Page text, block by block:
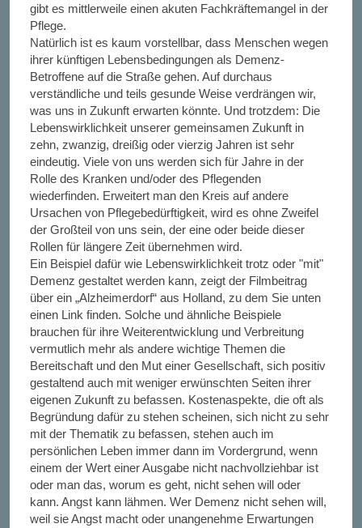
gibt es mittlerweile einen akuten Fachkräftemangel in der
Pflege.
Natürlich ist es kaum vorstellbar, dass Menschen wegen
ihrer künftigen Lebensbedingungen als Demenz-
Betroffene auf die Straße gehen. Auf durchaus
verständliche und teils gesunde Weise verdrängen wir,
was uns in Zukunft erwarten könnte. Und trotzdem: Die
Lebenswirklichkeit unserer gemeinsamen Zukunft in
zehn, zwanzig, dreißig oder vierzig Jahren ist sehr
eindeutig. Viele von uns werden sich für Jahre in der
Rolle des Kranken und/oder des Pflegenden
wiederfinden. Erweitert man den Kreis auf andere
Ursachen von Pflegebedürftigkeit, wird es ohne Zweifel
der Großteil von uns sein, der eine oder beide dieser
Rollen für längere Zeit übernehmen wird.
Ein Beispiel dafür wie Lebenswirklichkeit trotz oder "mit"
Demenz gestaltet werden kann, zeigt der Filmbeitrag
über ein „Alzheimerdorf“ aus Holland, zu dem Sie unten
einen Link finden. Solche und ähnliche Beispiele
brauchen für ihre Weiterentwicklung und Verbreitung
vermutlich mehr als andere wichtige Themen die
Bereitschaft und den Mut einer Gesellschaft, sich positiv
gestaltend auch mit weniger erwünschten Seiten ihrer
eigenen Zukunft zu befassen. Kostenaspekte, die oft als
Begründung dafür zu stehen scheinen, sich nicht zu sehr
mit der Thematik zu befassen, stehen auch im
persönlichen Leben immer dann im Vordergrund, wenn
einem der Wert einer Ausgabe nicht nachvollziehbar ist
oder man das, worum es geht, nicht sehen will oder
kann. Angst kann lähmen. Wer Demenz nicht sehen will,
weil sie Angst macht oder unangenehme Erwartungen